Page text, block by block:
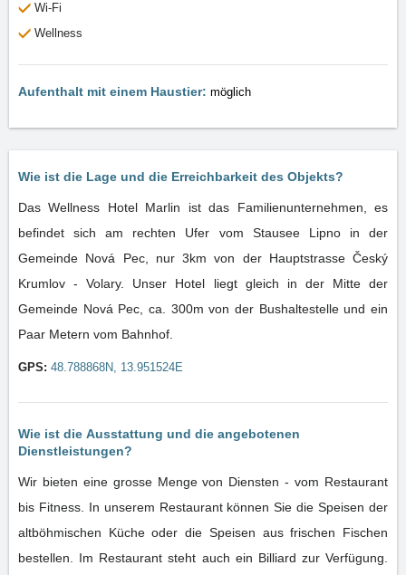
Wi-Fi
Wellness
Aufenthalt mit einem Haustier: möglich
Wie ist die Lage und die Erreichbarkeit des Objekts?
Das Wellness Hotel Marlin ist das Familienunternehmen, es
befindet sich am rechten Ufer vom Stausee Lipno in der
Gemeinde Nová Pec, nur 3km von der Hauptstrasse Český
Krumlov - Volary. Unser Hotel liegt gleich in der Mitte der
Gemeinde Nová Pec, ca. 300m von der Bushaltestelle und ein
Paar Metern vom Bahnhof.
GPS: 48.788868N, 13.951524E
Wie ist die Ausstattung und die angebotenen
Dienstleistungen?
Wir bieten eine grosse Menge von Diensten - vom Restaurant
bis Fitness. In unserem Restaurant können Sie die Speisen der
altböhmischen Küche oder die Speisen aus frischen Fischen
bestellen. Im Restaurant steht auch ein Billiard zur Verfügung.